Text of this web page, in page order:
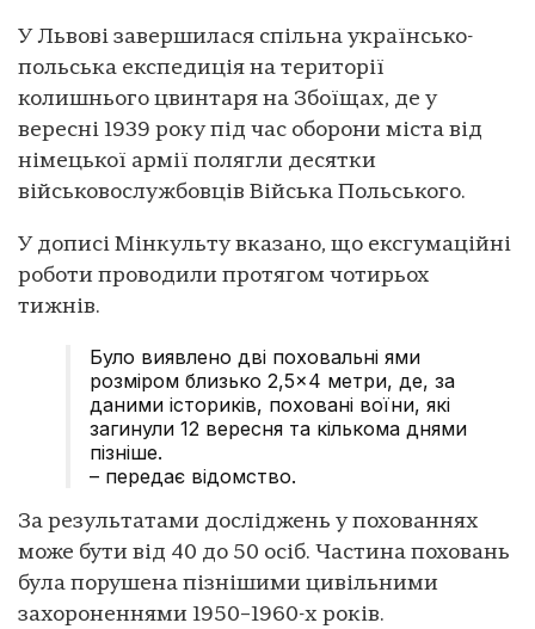
У Львові завершилася спільна українсько-
польська експедиція на території
колишнього цвинтаря на Збоїщах, де у
вересні 1939 року під час оборони міста від
німецької армії полягли десятки
військовослужбовців Війська Польського.
У дописі Мінкульту вказано, що ексгумаційні
роботи проводили протягом чотирьох
тижнів.
Було виявлено дві поховальні ями
розміром близько 2,5×4 метри, де, за
даними істориків, поховані воїни, які
загинули 12 вересня та кількома днями
пізніше.
– передає відомство.
За результатами досліджень у похованнях
може бути від 40 до 50 осіб. Частина поховань
була порушена пізнішими цивільними
захороненнями 1950–1960-х років.